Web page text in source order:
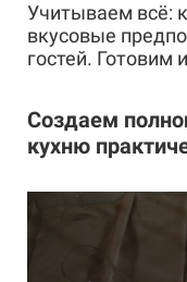
Учитываем всё:
вкусовые
гостей. Готовим
Создаем
кухню